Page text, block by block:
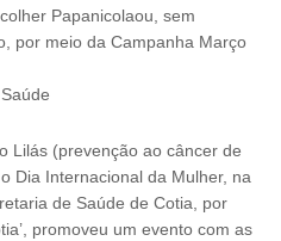
Papanicolaou, sem
por meio da Campanha Março
Saúde
Lilás (prevenção ao câncer de
Dia Internacional da Mulher, na
de Saúde de Cotia, por
promoveu um evento com as